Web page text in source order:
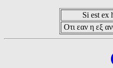
Si est ex
Οτι εαν η εξ